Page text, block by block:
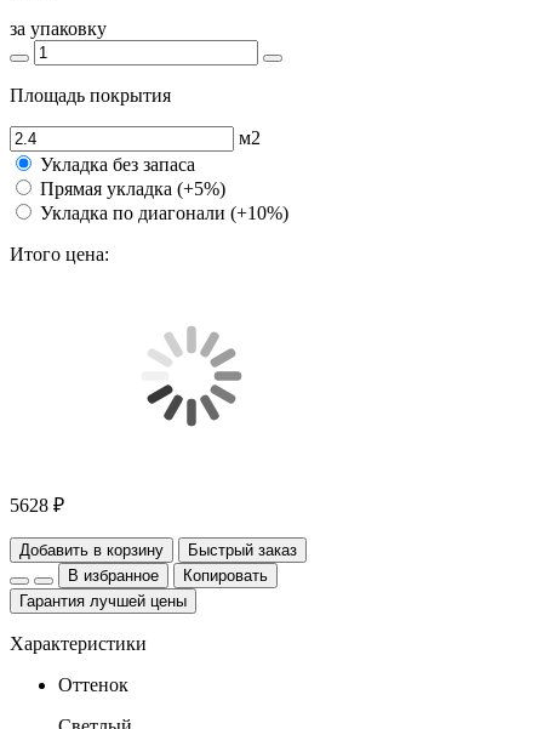
за упаковку
Площадь покрытия
м2
Укладка без запаса
Прямая укладка (+5%)
Укладка по диагонали (+10%)
Итого цена:
5628 ₽
Добавить в корзину
Быстрый заказ
В избранное
Копировать
Гарантия лучшей цены
Характеристики
Оттенок